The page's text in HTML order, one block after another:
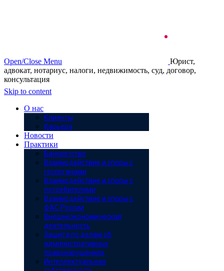
Open/Close Menu
Юрист,
адвокат, нотариус, налоги, недвижимость, суд, договор,
консультация
Skip to content
О нас
Клиенты
Карьера
Новости
Практики
Банкротство
Взаимодействие и споры с
госорганами
Взаимодействие и споры с
потребителями
Взаимодействие и споры с
ФАС России
Внешнеэкономическая
деятельность
Защита по делам об
административных
правонарушениях
Интеллектуальная